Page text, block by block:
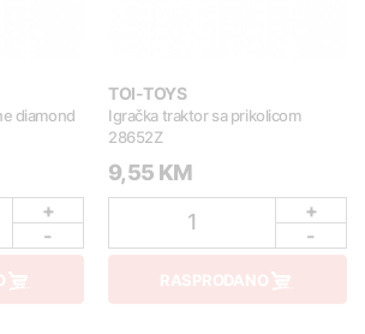
diamond
+
-
TOI-TOYS
Igračka traktor sa prikolicom
28652Z
9,55 KM
1
+
-
RASPRODANO